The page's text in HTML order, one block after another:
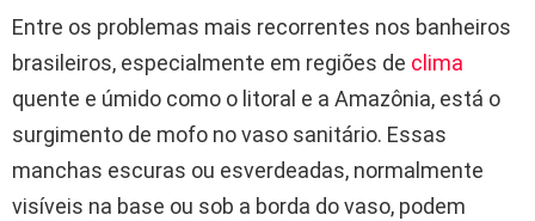
Entre os problemas mais recorrentes nos banheiros
brasileiros, especialmente em regiões de clima
quente e úmido como o litoral e a Amazônia, está o
surgimento de mofo no vaso sanitário. Essas
manchas escuras ou esverdeadas, normalmente
visíveis na base ou sob a borda do vaso, podem